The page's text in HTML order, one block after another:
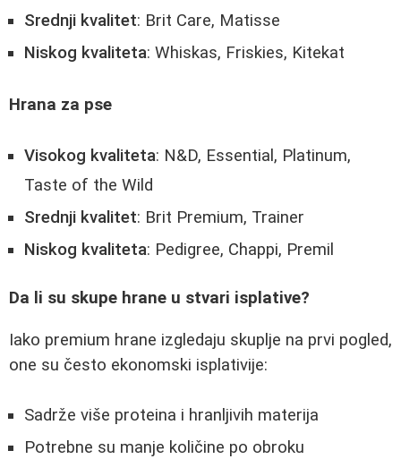
Srednji kvalitet: Brit Care, Matisse
Niskog kvaliteta: Whiskas, Friskies, Kitekat
Hrana za pse
Visokog kvaliteta: N&D, Essential, Platinum,
Taste of the Wild
Srednji kvalitet: Brit Premium, Trainer
Niskog kvaliteta: Pedigree, Chappi, Premil
Da li su skupe hrane u stvari isplative?
Iako premium hrane izgledaju skuplje na prvi pogled,
one su često ekonomski isplativije:
Sadrže više proteina i hranljivih materija
Potrebne su manje količine po obroku